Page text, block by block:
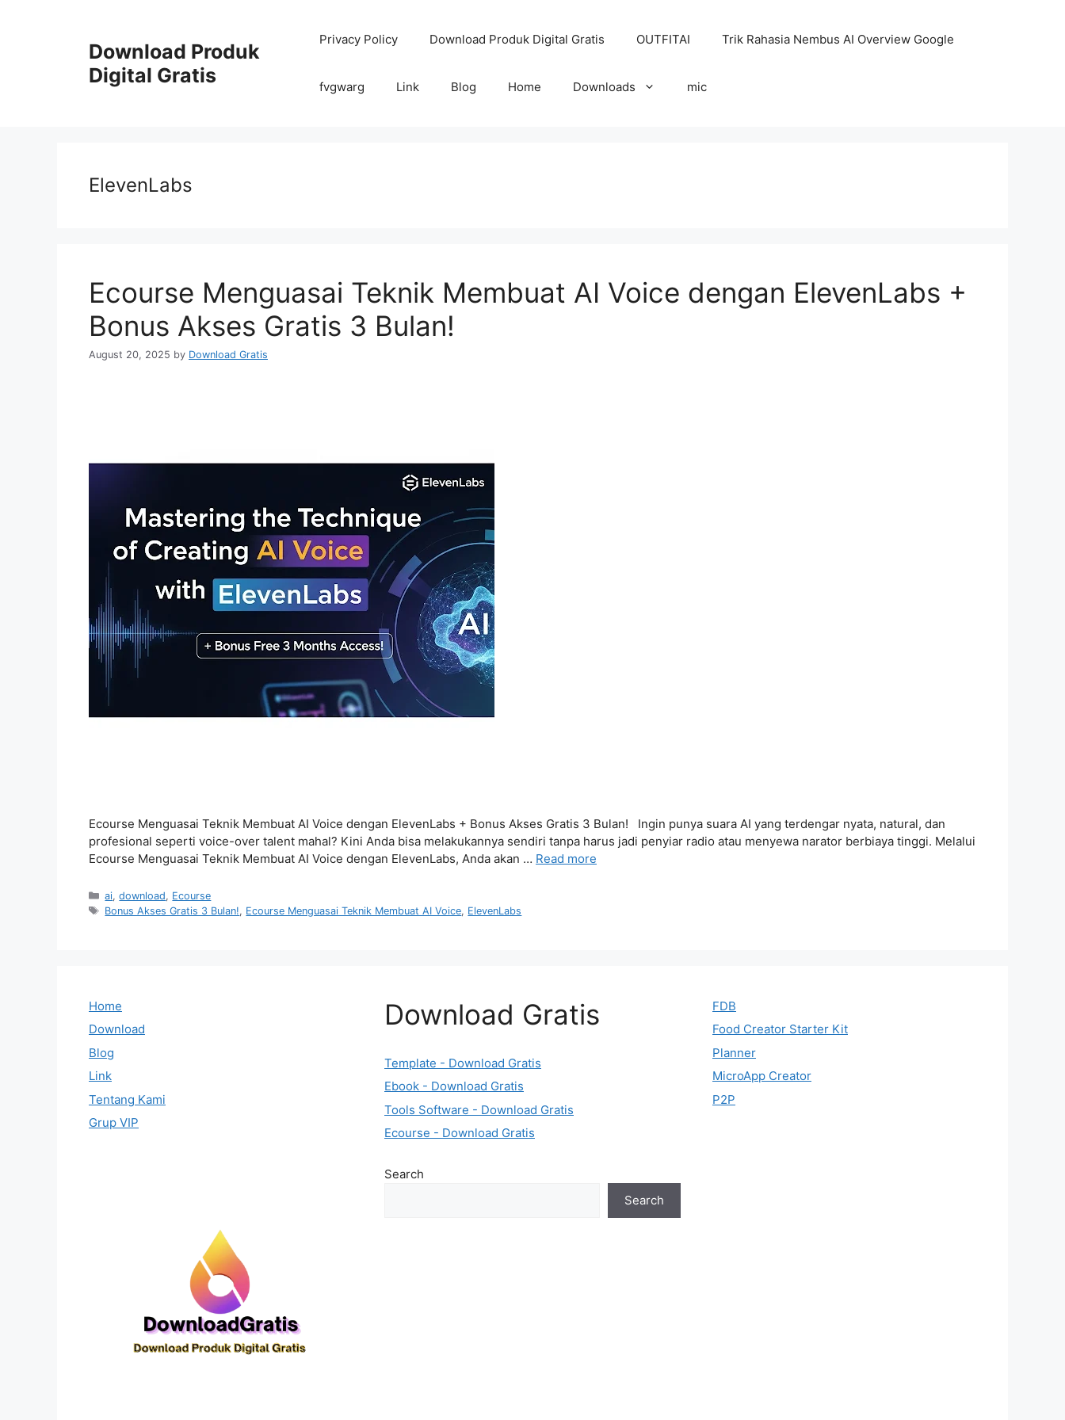
Download Produk
Digital Gratis
Privacy Policy Download Produk Digital Gratis OUTFITAI Trik Rahasia Nembus AI Overview Google
fvgwarg Link Blog Home Downloads mic
ElevenLabs
Ecourse Menguasai Teknik Membuat AI Voice dengan ElevenLabs +
Bonus Akses Gratis 3 Bulan!
August 20, 2025 by Download Gratis
Ecourse Menguasai Teknik Membuat AI Voice dengan ElevenLabs + Bonus Akses Gratis 3 Bulan! Ingin punya suara AI yang terdengar nyata, natural, dan
profesional seperti voice-over talent mahal? Kini Anda bisa melakukannya sendiri tanpa harus jadi penyiar radio atau menyewa narator berbiaya tinggi. Melalui
Ecourse Menguasai Teknik Membuat AI Voice dengan ElevenLabs, Anda akan … Read more
Categories
ai,download, Ecourse
Tags
Bonus Akses Gratis 3 Bulan!, Ecourse Menguasai Teknik Membuat AI Voice, ElevenLabs
Home
Download
Blog
Link
Tentang Kami
Grup VIP
Download Gratis
Template - Download Gratis
Ebook - Download Gratis
Tools Software - Download Gratis
Ecourse - Download Gratis
Search
Search
FDB
Food Creator Starter Kit
Planner
MicroApp Creator
P2P